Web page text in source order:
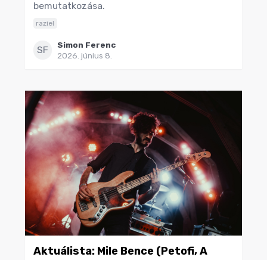
bemutatkozása.
raziel
SF
Simon Ferenc
2026. június 8.
Aktuálista: Mile Bence (Petofi, A